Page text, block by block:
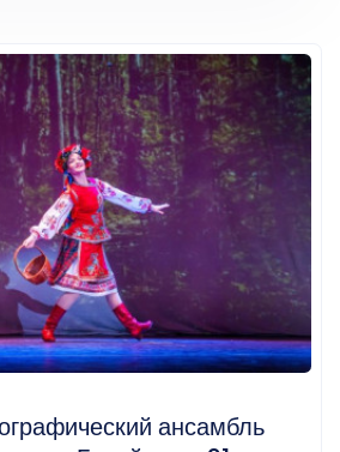
ансамбль